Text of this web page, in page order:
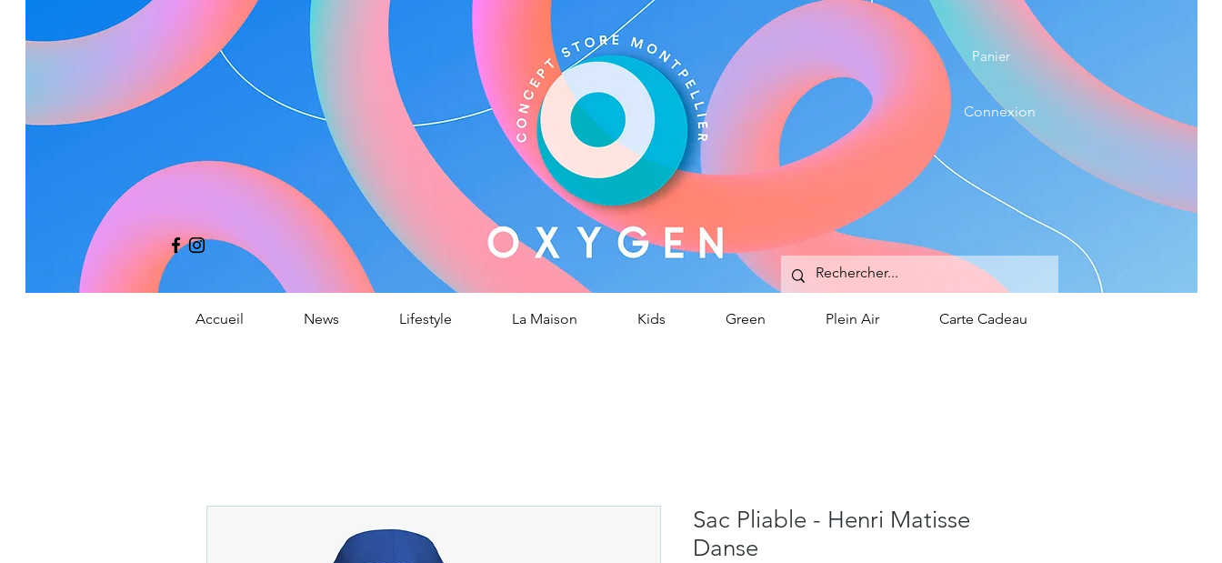
OXYGEN
Concept Store /Montpellier
Panier
Connexion
Accueil News Lifestyle La Maison Kids Green Plein Air Carte Cadeau
Sac Pliable - Henri Matisse
Danse